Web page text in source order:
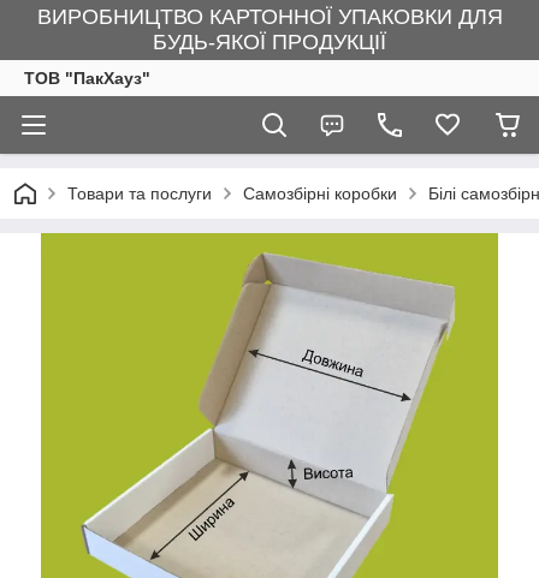
ВИРОБНИЦТВО КАРТОННОЇ УПАКОВКИ ДЛЯ
БУДЬ-ЯКОЇ ПРОДУКЦІЇ
ТОВ "ПакХауз"
Товари та послуги Самозбірні коробки Білі